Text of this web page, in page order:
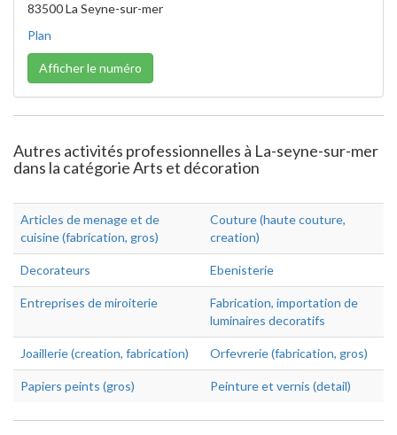
83500 La Seyne-sur-mer
Plan
Afficher le numéro
Autres activités professionnelles à La-seyne-sur-mer
dans la catégorie Arts et décoration
Articles de menage et de
cuisine (fabrication, gros)
Couture (haute couture,
creation)
Decorateurs Ebenisterie
Entreprises de miroiterie
Fabrication, importation de
luminaires decoratifs
Joaillerie (creation, fabrication) Orfevrerie (fabrication, gros)
Papiers peints (gros) Peinture et vernis (detail)